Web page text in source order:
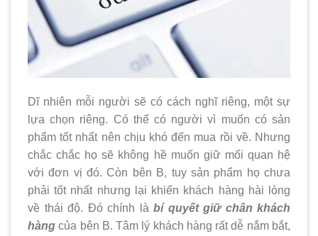
Dĩ nhiên mỗi người sẽ có cách nghĩ riêng, một sự
lựa chọn riêng. Có thể có người vì muốn có sản
phẩm tốt nhất nên chịu khó đến mua rồi về. Nhưng
chắc chắc họ sẽ không hề muốn giữ mối quan hệ
với đơn vị đó. Còn bên B, tuy sản phẩm họ chưa
phải tốt nhất nhưng lại khiến khách hàng hài lòng
về thái độ. Đó chính là bí quyết giữ chân khách
hàng của bên B. Tâm lý khách hàng rất dễ nắm bắt,